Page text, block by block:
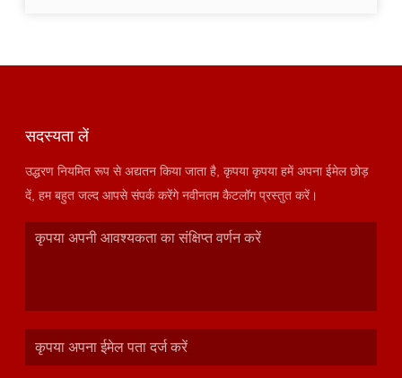
सदस्यता लें
उद्धरण नियमित रूप से अद्यतन किया जाता है, कृपया कृपया हमें अपना ईमेल छोड़
दें, हम बहुत जल्द आपसे संपर्क करेंगे नवीनतम कैटलॉग प्रस्तुत करें।